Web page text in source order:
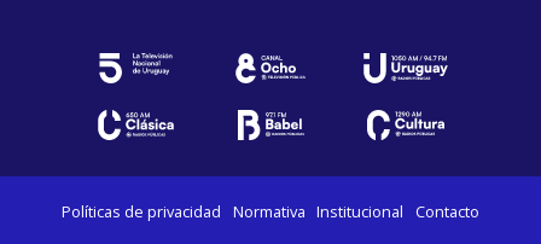
Políticas de privacidad Normativa Institucional Contacto